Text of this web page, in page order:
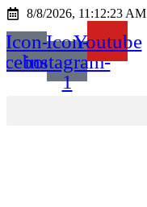
Ir
conteúdo
8/8/2026, 11:12:23 AM
Icon-Icon-
instagram-
1
Youtube